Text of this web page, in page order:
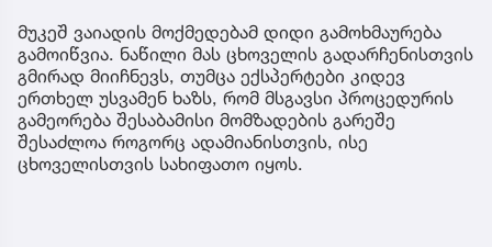
მუკეშ ვაიადის მოქმედებამ დიდი გამოხმაურება
გამოიწვია. ნაწილი მას ცხოველის გადარჩენისთვის
გმირად მიიჩნევს, თუმცა ექსპერტები კიდევ
ერთხელ უსვამენ ხაზს, რომ მსგავსი პროცედურის
გამეორება შესაბამისი მომზადების გარეშე
შესაძლოა როგორც ადამიანისთვის, ისე
ცხოველისთვის სახიფათო იყოს.